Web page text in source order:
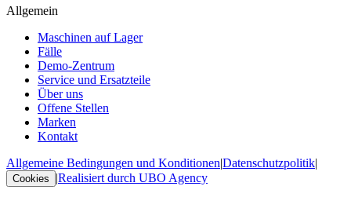
Allgemein
Maschinen auf Lager
Fälle
Demo-Zentrum
Service und Ersatzteile
Über uns
Offene Stellen
Marken
Kontakt
Allgemeine Bedingungen und Konditionen|Datenschutzpolitik|
Cookies |Realisiert durch UBO Agency